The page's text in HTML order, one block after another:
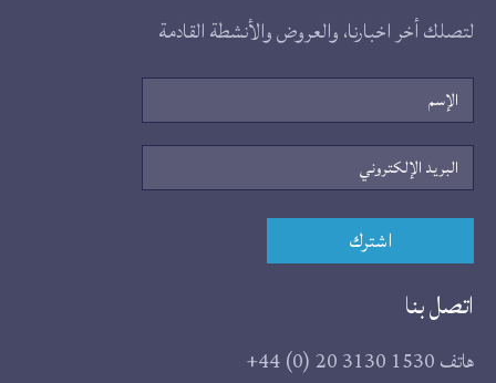
لتصلك أخر اخبارنا، والعروض والأنشطة القادمة
الإسم
البريد
الإلكتروني
اشترك
اتصل بنا
هاتف+44 (0) 20 3130 1530